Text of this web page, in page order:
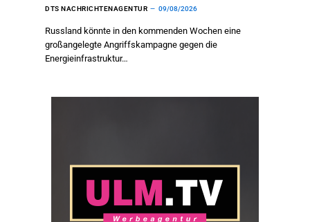
DTS NACHRICHTENAGENTUR 09/08/2026
Russland könnte in den kommenden Wochen eine
großangelegte Angriffskampagne gegen die
Energieinfrastruktur…